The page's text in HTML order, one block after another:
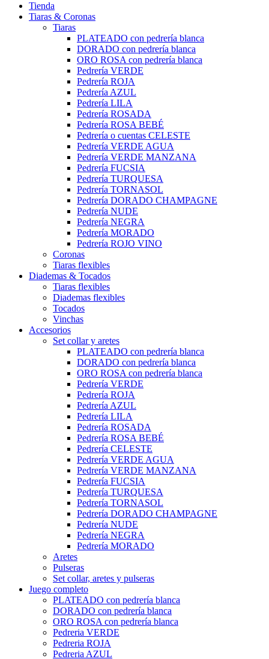
Tienda
Tiaras & Coronas
Tiaras
PLATEADO con pedrería blanca
DORADO con pedrería blanca
ORO ROSA con pedrería blanca
Pedrería VERDE
Pedrería ROJA
Pedrería AZUL
Pedrería LILA
Pedrería ROSADA
Pedrería ROSA BEBÉ
Pedrería o cuentas CELESTE
Pedrería VERDE AGUA
Pedrería VERDE MANZANA
Pedrería FUCSIA
Pedrería TURQUESA
Pedrería TORNASOL
Pedrería DORADO CHAMPAGNE
Pedrería NUDE
Pedrería NEGRA
Pedrería MORADO
Pedrería ROJO VINO
Coronas
Tiaras flexibles
Diademas & Tocados
Tiaras flexibles
Diademas flexibles
Tocados
Vinchas
Accesorios
Set collar y aretes
PLATEADO con pedrería blanca
DORADO con pedrería blanca
ORO ROSA con pedrería blanca
Pedrería VERDE
Pedrería ROJA
Pedrería AZUL
Pedrería LILA
Pedrería ROSADA
Pedrería ROSA BEBÉ
Pedrería CELESTE
Pedrería VERDE AGUA
Pedrería VERDE MANZANA
Pedrería FUCSIA
Pedrería TURQUESA
Pedrería TORNASOL
Pedrería DORADO CHAMPAGNE
Pedrería NUDE
Pedrería NEGRA
Pedrería MORADO
Aretes
Pulseras
Set collar, aretes y pulseras
Juego completo
PLATEADO con pedrería blanca
DORADO con pedrería blanca
ORO ROSA con pedrería blanca
Pedreria VERDE
Pedreria ROJA
Pedreria AZUL